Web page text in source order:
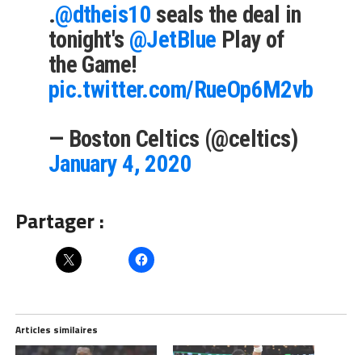
.@dtheis10 seals the deal in
tonight's @JetBlue Play of
the Game!
pic.twitter.com/RueOp6M2vb
— Boston Celtics (@celtics)
January 4, 2020
Partager :
Articles similaires